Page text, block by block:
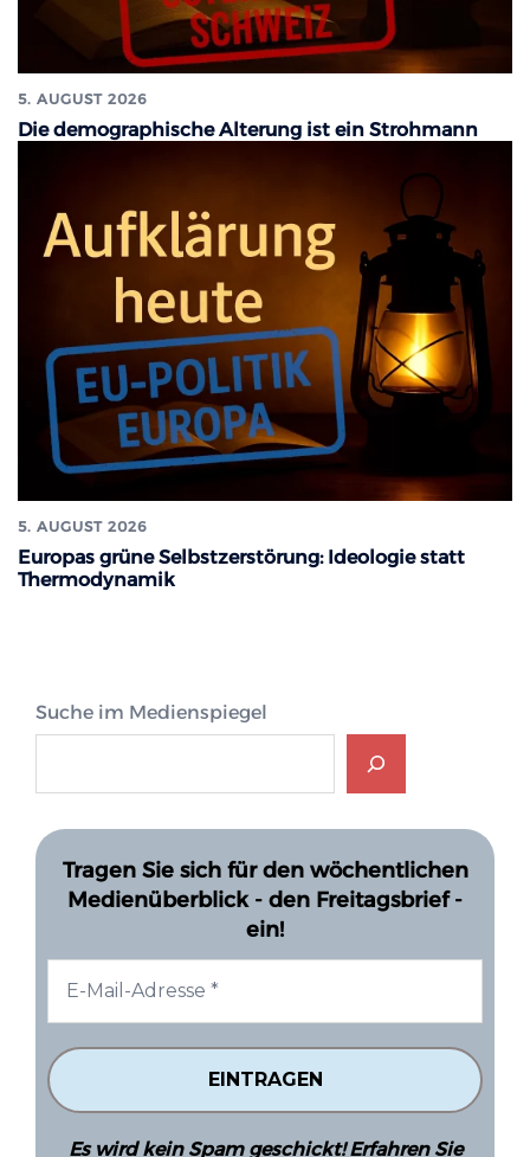
5. AUGUST 2026
Die demographische Alterung ist ein Strohmann
5. AUGUST 2026
Europas grüne Selbstzerstörung: Ideologie statt
Thermodynamik
Suche im Medienspiegel
Tragen Sie sich für den wöchentlichen
Medienüberblick - den Freitagsbrief -
ein!
Es wird kein Spam geschickt! Erfahren Sie